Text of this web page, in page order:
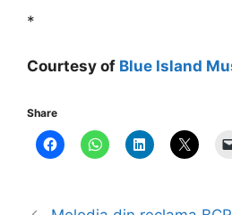
*
Courtesy of Blue Island
Share